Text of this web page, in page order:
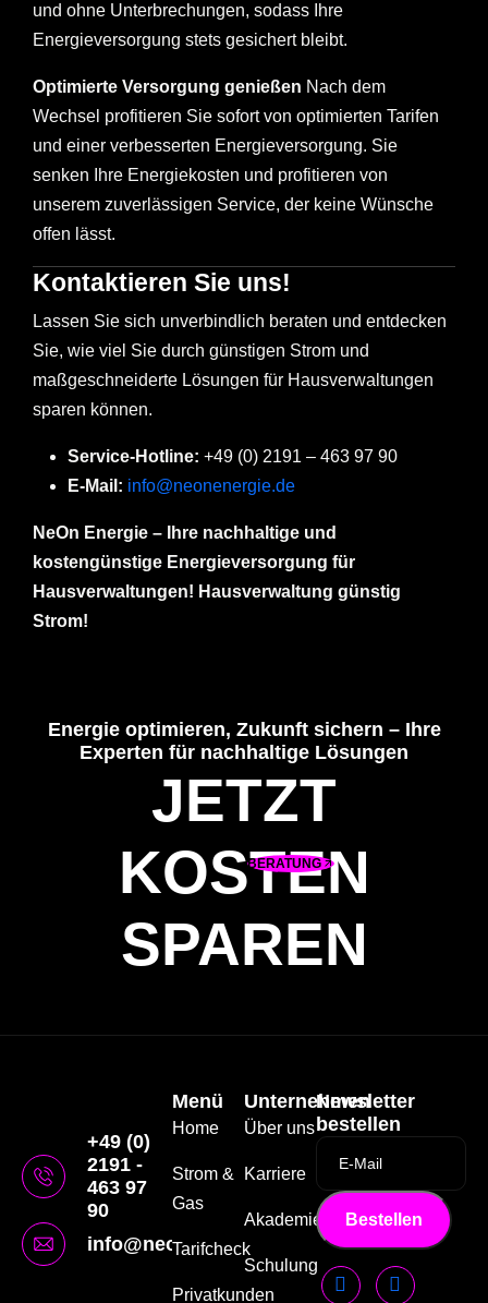
und ohne Unterbrechungen, sodass Ihre
Energieversorgung stets gesichert bleibt.
Optimierte Versorgung genießen Nach dem
Wechsel profitieren Sie sofort von optimierten Tarifen
und einer verbesserten Energieversorgung. Sie
senken Ihre Energiekosten und profitieren von
unserem zuverlässigen Service, der keine Wünsche
offen lässt.
Kontaktieren Sie uns!
Lassen Sie sich unverbindlich beraten und entdecken
Sie, wie viel Sie durch günstigen Strom und
maßgeschneiderte Lösungen für Hausverwaltungen
sparen können.
Service-Hotline: +49 (0) 2191 – 463 97 90
E-Mail: info@neonenergie.de
NeOn Energie – Ihre nachhaltige und
kostengünstige Energieversorgung für
Hausverwaltungen! Hausverwaltung günstig
Strom!
Energie optimieren, Zukunft sichern – Ihre
Experten für nachhaltige Lösungen
JETZT
KOSTEN
SPAREN
BERATUNG
+49 (0)
2191 -
463 97
90
info@neonenergie.de
Menü
Home
Strom &
Gas
Tarifcheck
Privatkunden
Unternehmen
Über uns
Karriere
Akademie
Schulung
Newsletter
bestellen
Bestellen